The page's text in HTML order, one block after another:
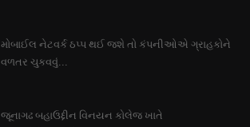
મોબાઈલ નેટવર્ક ઠપ્પ થઈ જશે તો કંપનીઓએ ગ્રાહકોને
વળતર ચુકવવું...
જૂનાગઢ બહાઉદ્દીન વિનયન કોલેજ ખાતે